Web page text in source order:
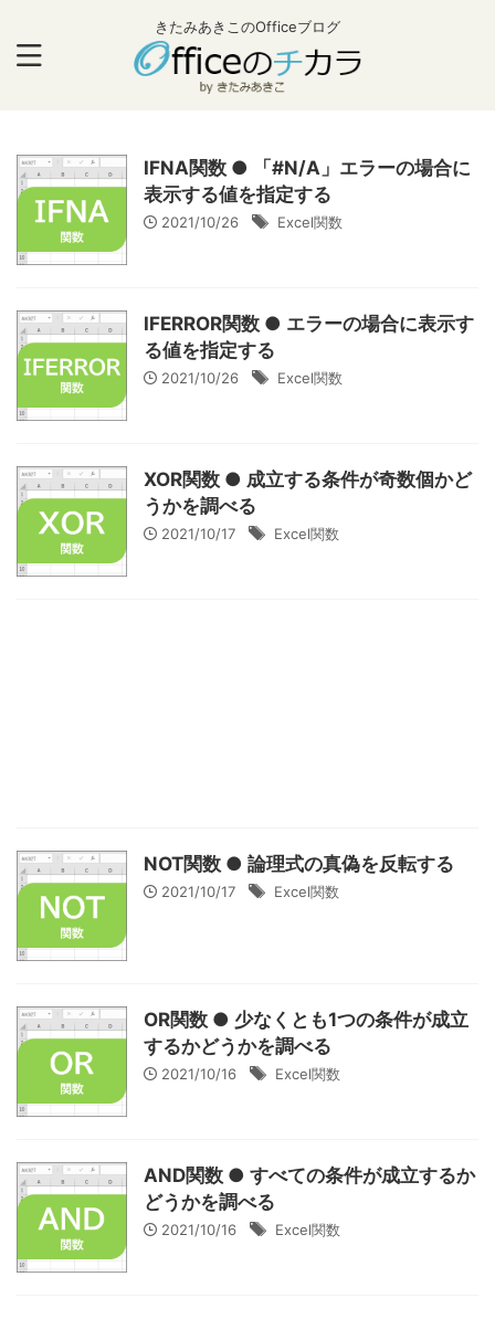
きたみあきこのOfficeブログ
IFNA関数 ● 「#N/A」エラーの場合に
表示する値を指定する
2021/10/26 Excel関数
IFERROR関数 ● エラーの場合に表示す
る値を指定する
2021/10/26 Excel関数
XOR関数 ● 成立する条件が奇数個かど
うかを調べる
2021/10/17 Excel関数
NOT関数 ● 論理式の真偽を反転する
2021/10/17 Excel関数
OR関数 ● 少なくとも1つの条件が成立
するかどうかを調べる
2021/10/16 Excel関数
AND関数 ● すべての条件が成立するか
どうかを調べる
2021/10/16 Excel関数